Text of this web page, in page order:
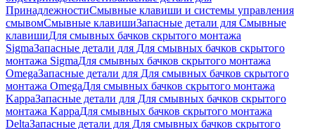
ПринадлежностиСмывные клавиши и системы управления
смывомСмывные клавишиЗапасные детали для Смывные
клавишиДля смывных бачков скрытого монтажа
SigmaЗапасные детали для Для смывных бачков скрытого
монтажа SigmaДля смывных бачков скрытого монтажа
OmegaЗапасные детали для Для смывных бачков скрытого
монтажа OmegaДля смывных бачков скрытого монтажа
KappaЗапасные детали для Для смывных бачков скрытого
монтажа KappaДля смывных бачков скрытого монтажа
DeltaЗапасные детали для Для смывных бачков скрытого